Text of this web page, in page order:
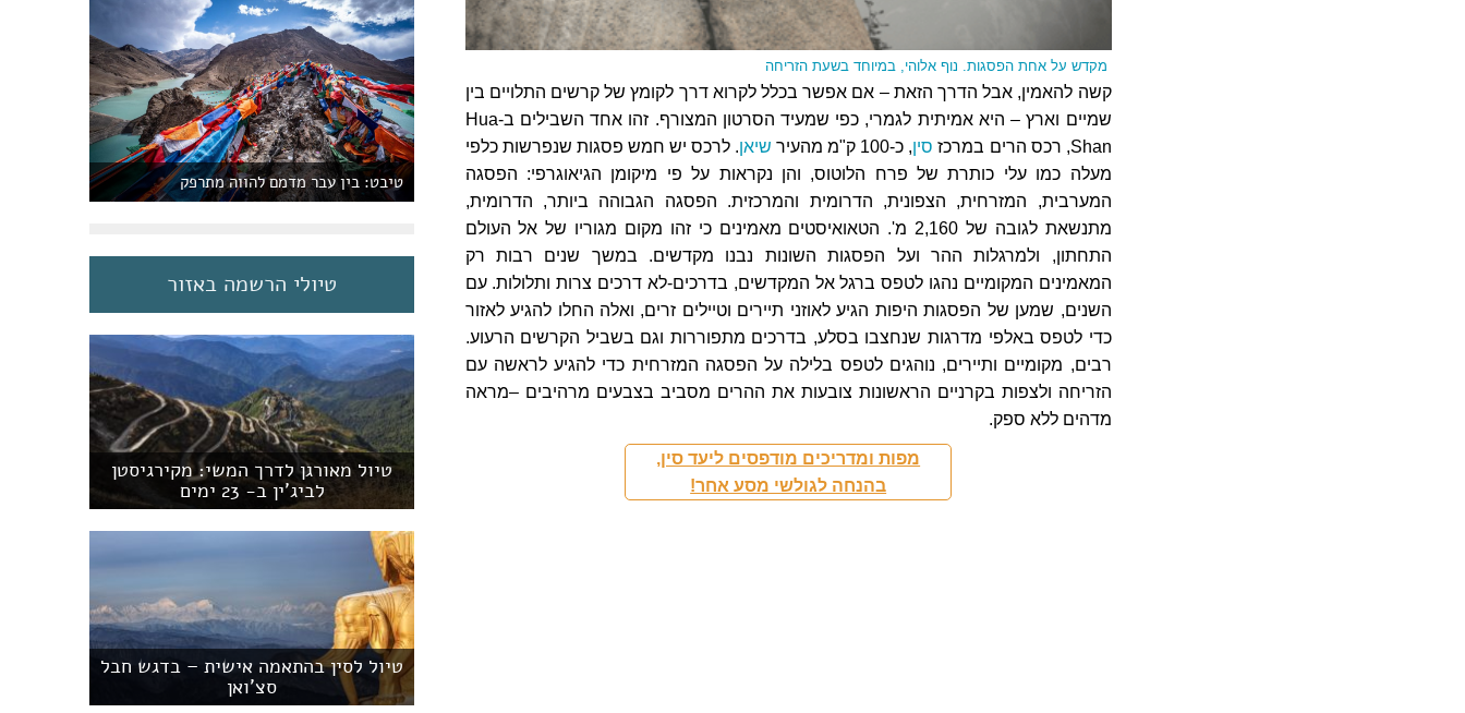
מקדש על אחת הפסגות. נוף אלוהי, במיוחד בשעת הזריחה
קשה להאמין, אבל הדרך הזאת – אם אפשר בכלל לקרוא דרך לקומץ של קרשים התלויים בין
שמיים וארץ – היא אמיתית לגמרי, כפי שמעיד הסרטון המצורף. זהו אחד השבילים ב-Hua
Shan, רכס הרים במרכז
סין, כ-100 ק"מ מהעיר שיאן. לרכס יש חמש פסגות שנפרשות כלפי
מעלה כמו עלי כותרת של פרח הלוטוס, והן נקראות על פי מיקומן הגיאוגרפי: הפסגה
המערבית, המזרחית, הצפונית, הדרומית והמרכזית. הפסגה הגבוהה ביותר, הדרומית,
מתנשאת לגובה של 2,160 מ'. הטאואיסטים מאמינים כי זהו מקום מגוריו של אל העולם
התחתון, ולמרגלות ההר ועל הפסגות השונות נבנו מקדשים. במשך שנים רבות רק
המאמינים המקומיים נהגו לטפס ברגל אל המקדשים, בדרכים-לא דרכים צרות ותלולות. עם
השנים, שמען של הפסגות היפות הגיע לאוזני תיירים וטיילים זרים, ואלה החלו להגיע לאזור
כדי לטפס באלפי מדרגות שנחצבו בסלע, בדרכים מתפוררות וגם בשביל הקרשים הרעוע.
רבים, מקומיים ותיירים, נוהגים לטפס בלילה על הפסגה המזרחית כדי להגיע לראשה עם
הזריחה ולצפות בקרניים הראשונות צובעות את ההרים מסביב בצבעים מרהיבים –מראה
מדהים ללא ספק.
מפות ומדריכים מודפסים ליעד סין,
בהנחה לגולשי מסע אחר!
טיבט: בין עבר מדמם להווה מתרפק
טיולי הרשמה באזור
טיול מאורגן לדרך המשי: מקירגיסטן
לביג'ין ב- 23 ימים
טיול לסין בהתאמה אישית – בדגש חבל
סצ'ואן